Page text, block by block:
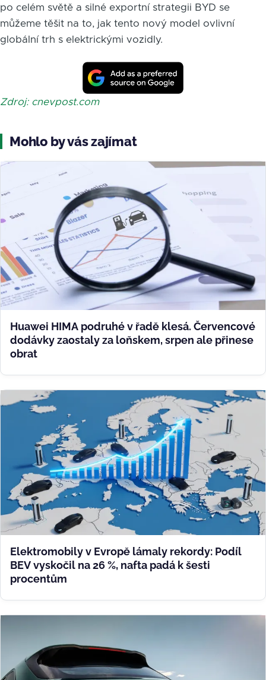
po celém světě a silné exportní strategii BYD se
můžeme těšit na to, jak tento nový model ovlivní
globální trh s elektrickými vozidly.
Zdroj: cnevpost.com
Mohlo by vás zajímat
Huawei HIMA podruhé v řadě klesá. Červencové
dodávky zaostaly za loňskem, srpen ale přinese
obrat
Elektromobily v Evropě lámaly rekordy: Podíl
BEV vyskočil na 26 %, nafta padá k šesti
procentům